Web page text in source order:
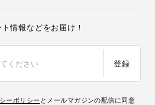
情報などをお届け！
登録
ーポリシー とメールマガジンの配信に同意